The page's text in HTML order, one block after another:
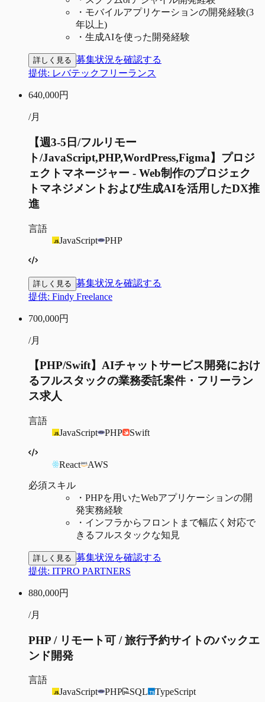
・ モバイルアプリケーションの開発経験(3
年以上)
・ 生成AIを使った開発経験
詳しく見る 募集状況を確認する
提供: レバテックフリーランス
640,000円
/月
【週3-5日/フルリモー
ト/JavaScript,PHP,WordPress,Figma】プロジ
ェクトマネージャー - Web制作のプロジェク
トマネジメントおよび生成AIを活用したDX推
進
言語
JavaScript
PHP
詳しく見る 募集状況を確認する
提供: Findy Freelance
700,000円
/月
【PHP/Swift】AIチャットサービス開発におけ
るフルスタックの業務委託案件・フリーラン
ス求人
言語
JavaScript
PHP Swift
React AWS
必須スキル
・ PHPを用いたWebアプリケーションの開
発実務経験
・ インフラからフロントまで幅広く対応で
きるフルスタックな知見
詳しく見る 募集状況を確認する
提供: ITPRO PARTNERS
880,000円
/月
PHP / リモート可 / 旅行予約サイトのバックエ
ンド開発
言語
JavaScript
PHP SQL TypeScript